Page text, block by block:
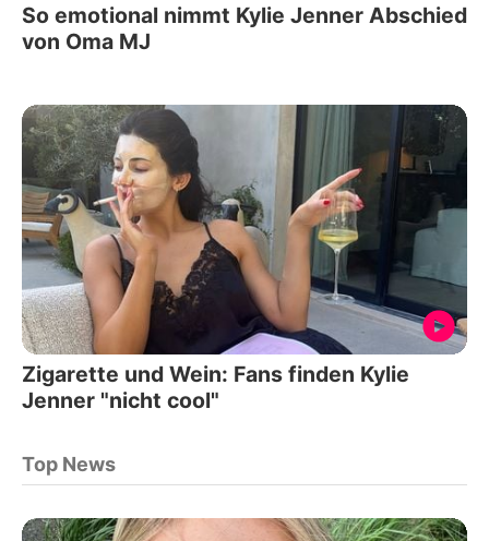
So emotional nimmt Kylie Jenner Abschied
von Oma MJ
Zigarette und Wein: Fans finden Kylie
Jenner "nicht cool"
Top News